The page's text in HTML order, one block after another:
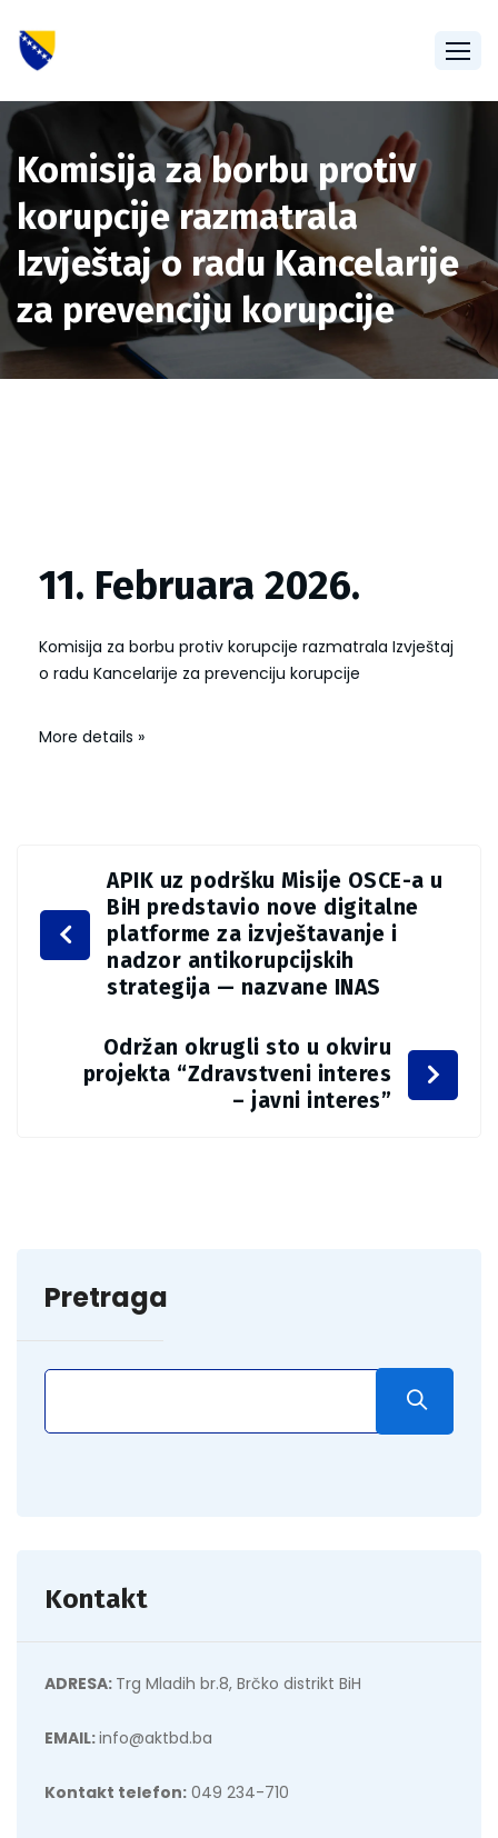
Komisija za borbu protiv
korupcije razmatrala
Izvještaj o radu Kancelarije
za prevenciju korupcije
11. Februara 2026.
Komisija za borbu protiv korupcije razmatrala Izvještaj
o radu Kancelarije za prevenciju korupcije
More details »
APIK uz podršku Misije OSCE-a u
BiH predstavio nove digitalne
platforme za izvještavanje i
nadzor antikorupcijskih
strategija — nazvane INAS
Održan okrugli sto u okviru
projekta “Zdravstveni interes
– javni interes”
Pretraga
Kontakt
ADRESA: Trg Mladih br.8, Brčko distrikt BiH
EMAIL:info@aktbd.ba
Kontakt telefon: 049 234-710